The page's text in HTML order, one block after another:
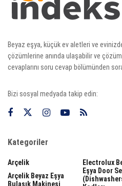
Beyaz eşya, küçük ev aletleri ve
çözümlerine anında ulaşabilir ve
cevaplarını soru cevap bölümünden
Bizi sosyal medyada takip edin:
Kategoriler
Arçelik
Arçelik Beyaz Eşya
Bulaşık Makinesi
Electrolux
Eşya Door